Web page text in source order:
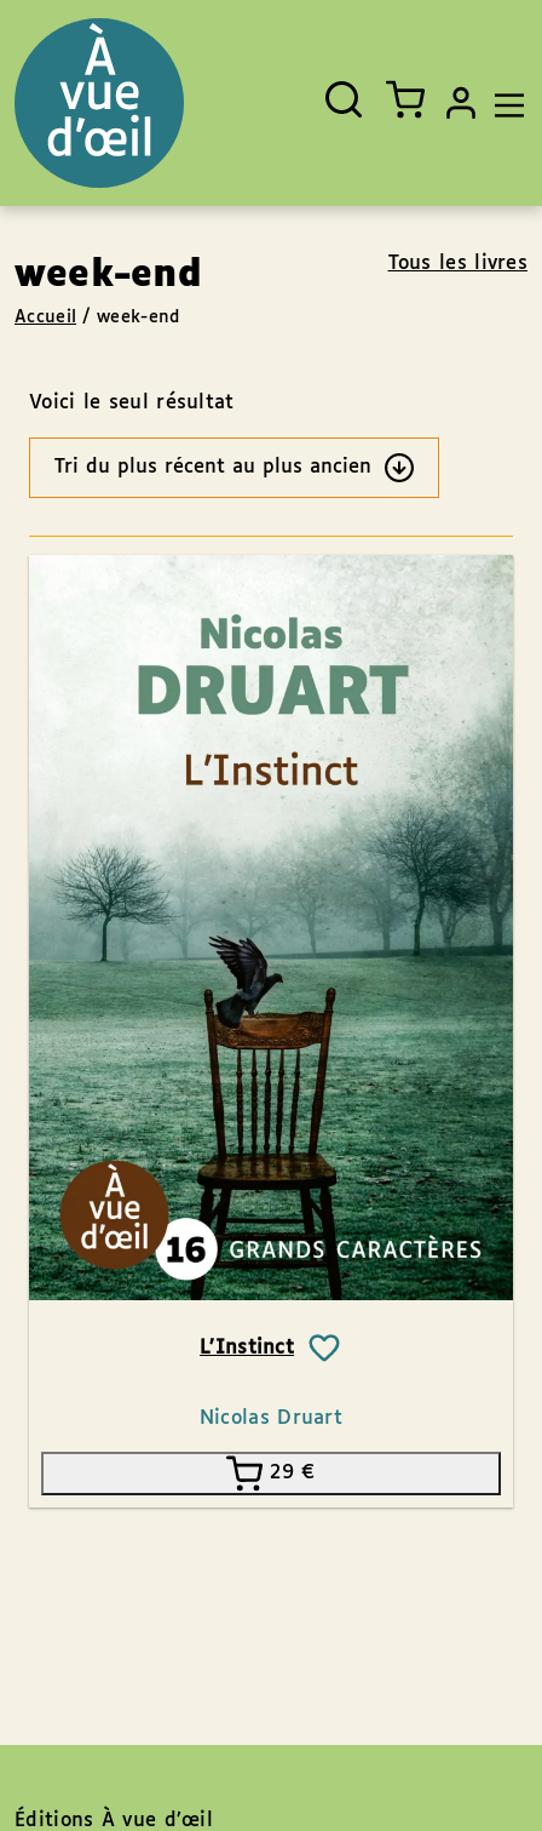
Fermer
Rechercher
un
livre,
un
auteur,
un
EAN
week-end Tous les livres
Accueil /week-end
Voici le seul résultat
Ordre
L’Instinct
Nicolas Druart
29€
Éditions À vue d’œil